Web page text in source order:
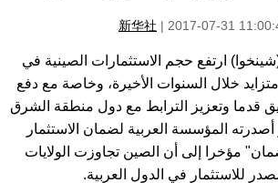
الرياضة
مؤتمر صحفى للخارجية
新华社 | 2017-07-31
31 يوليو 2017 (شينخوا) ارتفع حجم الاستثمارات الصينية في
خلال السنوات الأخيرة، وخاصة مع دفع
قدما وتعزيز الترابط مع دول منطقة الشرق
المؤسسة العربية لضمان الاستثمار
مؤخرا إلى أن الصين تجاوزت الولايات
للاستثمار في الدول العربية.